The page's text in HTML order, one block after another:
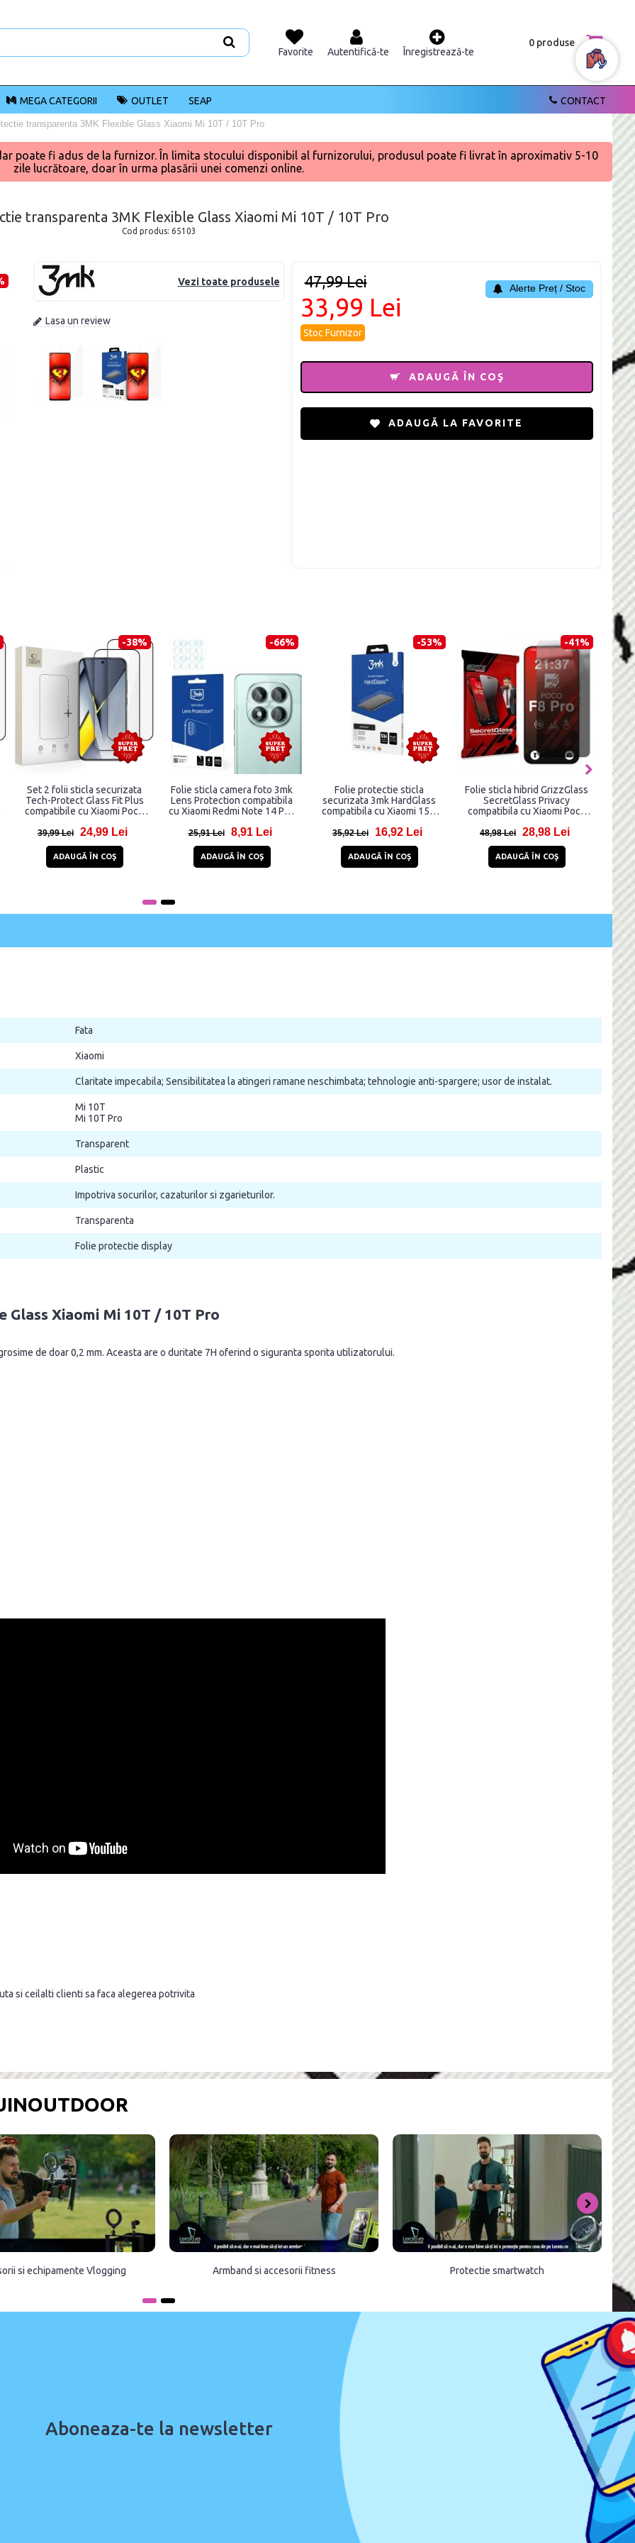
Favorite Autentifică-te Înregistrează-te
0 produse
CONTACT
MEGA CATEGORII OUTLET SEAP
transparenta 3MK Flexible Glass Xiaomi Mi 10T / 10T Pro
poate fi adus de la furnizor. În limita stocului disponibil al furnizorului, produsul poate fi livrat în aproximativ 5-10
zile lucrătoare, doar în urma plasării unei comenzi online.
transparenta 3MK Flexible Glass Xiaomi Mi 10T / 10T Pro
Cod produs: 65103
Vezi toate produsele
Lasa un review
47,99 Lei
33,99 Lei
Stoc Furnizor
Alerte Preț / Stoc
ADAUGĂ ÎN COŞ
ADAUGĂ LA FAVORITE
-54%
Folie protectie Grizz
PaperScreen compatibila cu
Xiaomi 17 Pro, Transparent
27,92 Lei 12,92 Lei
ADAUGĂ ÎN COŞ
-41%
Folie sticla hibrid GrizzGlass
SecretGlass Privacy
compatibila cu Xiaomi Redmi
48,98 Lei 28,98 Lei
ADAUGĂ ÎN COŞ
-28%
Folie protectie GrizzGlass
CeramicFilm compatibila cu
Xiaomi 14T Pro, Transparent
24,99 Lei 17,99 Lei
ADAUGĂ ÎN COŞ
-27%
Set 2 folii sticla securizata
Bizon Glass Clear Duo
compatibile cu Xiaomi 17T
50,99 Lei 36,99 Lei
ADAUGĂ ÎN COŞ
Fata
Xiaomi
Claritate impecabila; Sensibilitatea la atingeri ramane neschimbata; tehnologie anti-spargere; usor de instalat.
Mi 10T
Mi 10T Pro
Transparent
Plastic
Impotriva socurilor, cazaturilor si zgarieturilor.
Transparenta
Folie protectie display
Xiaomi Mi 10T / 10T Pro
de doar 0,2 mm. Aceasta are o duritate 7H oferind o siguranta sporita utilizatorului.
si ceilalti clienti sa faca alegerea potrivita
si echipamente Vlogging Armband si accesorii fitness Protectie smartwatch
Aboneaza-te la newsletter